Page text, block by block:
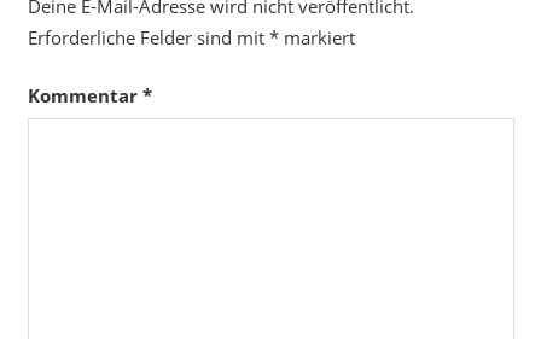
Deine E-Mail-Adresse wird nicht veröffentlicht.
Erforderliche Felder sind mit *markiert
Kommentar *